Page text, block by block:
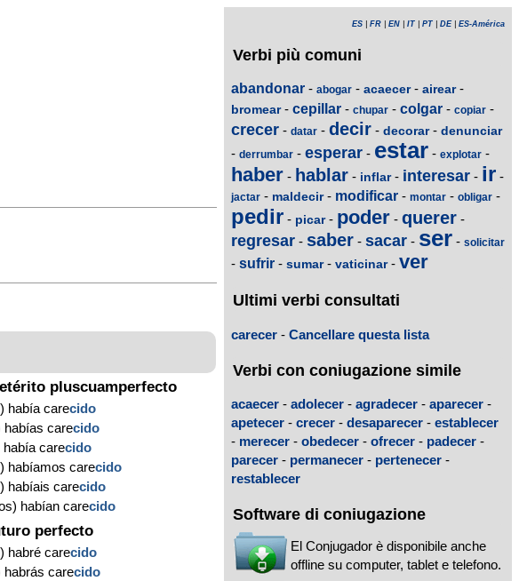
pluscuamperfecto
había carecido
habías carecido
había carecido
habíamos carecido
habíais carecido
habían carecido
perfecto
habré carecido
habrás carecido
ES FR EN IT PT DE| ES-América
Verbi più comuni
abandonar - abogar - acaecer- airear-
bromear- cepillar - chupar - colgar - copiar -
crecer - datar - decir - decorar- denunciar
- derrumbar - esperar - estar - explotar -
haber - hablar - inflar- interesar - ir -
jactar - maldecir- modificar - montar - obligar -
pedir - picar- poder - querer -
regresar - saber - sacar - ser - solicitar
- sufrir - sumar- vaticinar- ver
Ultimi verbi consultati
carecer - Cancellare questa lista
Verbi con coniugazione simile
acaecer - adolecer - agradecer - aparecer -
apetecer - crecer - desaparecer - establecer
- merecer - obedecer - ofrecer - padecer -
parecer - permanecer - pertenecer -
restablecer
Software di coniugazione
El Conjugador è disponibile anche
offline su computer, tablet e telefono.